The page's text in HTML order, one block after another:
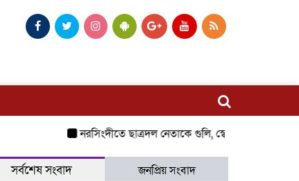
নরসিংদীতে ছাত্রদল নেতাকে গুলি, স্বেচ্ছাসেবক দলের দুই
সর্বশেষ সংবাদ
জনপ্রিয় সংবাদ